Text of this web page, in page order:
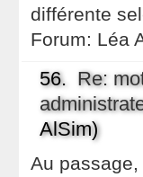
différente
Forum: Léa
56. Re:
AlSim)
Au